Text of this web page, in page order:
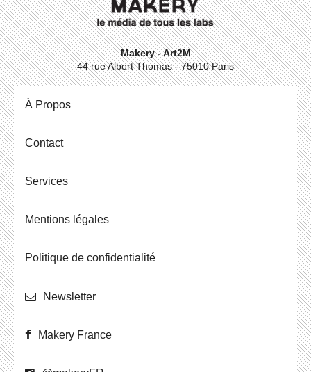
Makery - Art2M
44 rue Albert Thomas - 75010 Paris
À Propos
Contact
Ser­vices
Men­tions légales
Po­li­tique de confidentialité
News­let­ter
Makery France